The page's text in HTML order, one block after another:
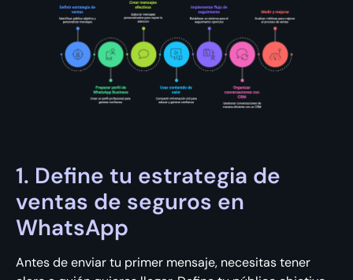
1. Define tu estrategia de
ventas de seguros en
WhatsApp
Antes de enviar tu primer mensaje, necesitas tener